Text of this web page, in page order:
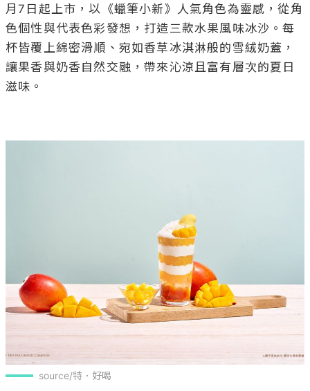
月7日起上市，以《蠟筆小新》人氣角色為靈感，從角
色個性與代表色彩發想，打造三款水果風味冰沙。每
杯皆覆上綿密滑順、宛如香草冰淇淋般的雪絨奶蓋，
讓果香與奶香自然交融，帶來沁涼且富有層次的夏日
滋味。
source/特．好喝